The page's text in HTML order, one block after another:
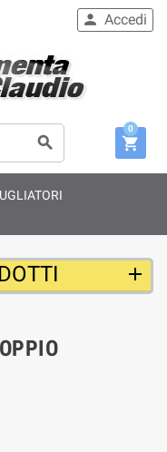

 Accedi

0